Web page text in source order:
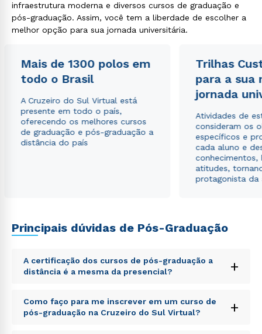
infraestrutura moderna e diversos cursos de graduação e
pós-graduação. Assim, você tem a liberdade de escolher a
melhor opção para sua jornada universitária.
Mais de 1300 polos em
todo o Brasil
A Cruzeiro do Sul Virtual está
presente em todo o país,
oferecendo os melhores cursos
de graduação e pós-graduação a
distância do país
Trilhas
para a sua
jornada
Atividades de
consideram os
específicos e
cada aluno e
conhecimentos,
atitudes,
protagonista da
Principais dúvidas de Pós-Graduação
A certificação dos cursos de pós-graduação a
distância é a mesma da presencial?
+
Sed ut perspiciatis unde omnis iste natus error sit
voluptatem accusantium doloremque laudantium,
totam rem aperiam, eaque ipsa quae ab illo inventore
Como faço para me inscrever em um curso de
pós-graduação na Cruzeiro do Sul Virtual?
+
Estou de acordo com a Política de Privacidade.e
autorizo que meus dados sejam utilizados para o
envio de conteúdos da Cruzeiro do Sul.